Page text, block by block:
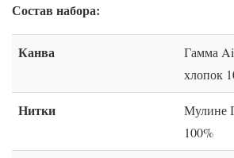
Состав набора:
Канва
Гамма
хлопок
Нитки
Мулине
100%